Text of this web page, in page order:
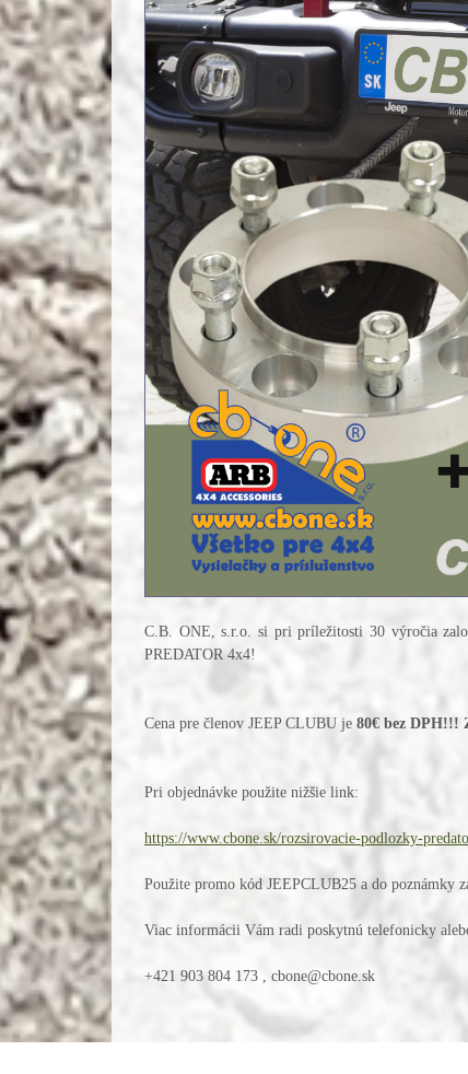
C.B. ONE, s.r.o. si pri príležitosti 30 výročia
PREDATOR 4x4!
Cena pre členov JEEP CLUBU je 80€ bez DPH!!!
Pri objednávke použite nižšie link:
https://www.cbone.sk/rozsirovacie-podlozky-
Použite promo kód JEEPCLUB25 a do poznámky
Viac informácii Vám radi poskytnú telefonicky
+421 903 804 173 , cbone@cbone.sk